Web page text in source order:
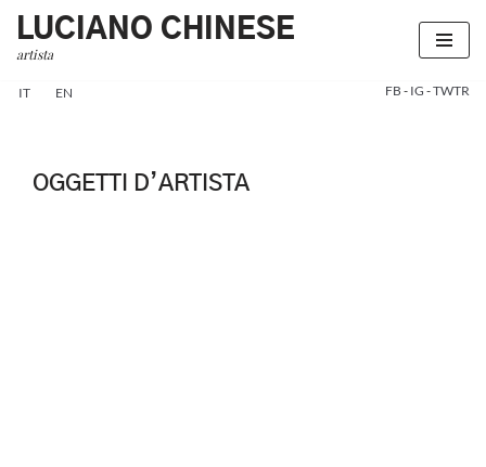
Vai
al
LUCIANO CHINESE
artista
IT EN FB - IG -TWTR
OGGETTI D’ARTISTA